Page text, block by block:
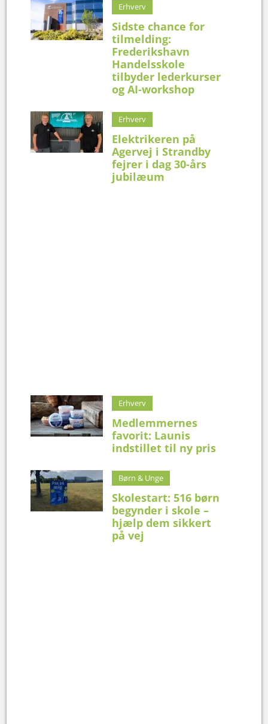
Erhverv
Sidste chance for
tilmelding:
Frederikshavn
Handelsskole
tilbyder lederkurser
og AI-workshop
Erhverv
Elektrikeren på
Agervej i Strandby
fejrer i dag 30-års
jubilæum
Erhverv
Medlemmernes
favorit: Launis
indstillet til ny pris
Børn & Unge
Skolestart: 516 børn
begynder i skole –
hjælp dem sikkert
på vej